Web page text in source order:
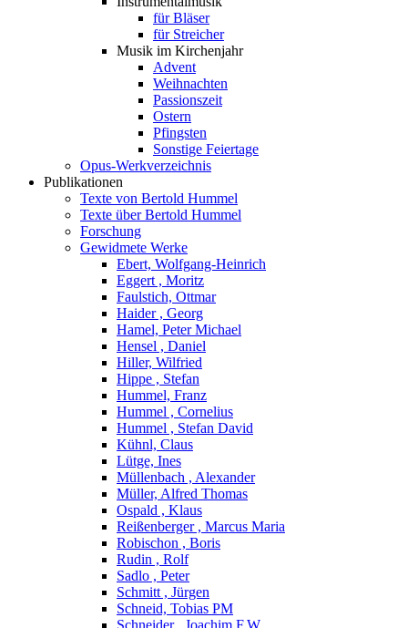
für Bläser
für Streicher
Musik im Kirchenjahr
Advent
Weihnachten
Passionszeit
Ostern
Pfingsten
Sonstige Feiertage
Opus-Werkverzeichnis
Publikationen
Texte von Bertold Hummel
Texte über Bertold Hummel
Forschung
Gewidmete Werke
Ebert, Wolfgang-Heinrich
Eggert , Moritz
Faulstich, Ottmar
Haider , Georg
Hamel, Peter Michael
Hensel , Daniel
Hiller, Wilfried
Hippe , Stefan
Hummel, Franz
Hummel , Cornelius
Hummel , Stefan David
Kühnl, Claus
Lütge, Ines
Müllenbach , Alexander
Müller, Alfred Thomas
Ospald , Klaus
Reißenberger , Marcus Maria
Robischon , Boris
Rudin , Rolf
Sadlo , Peter
Schmitt , Jürgen
Schneid, Tobias PM
Schneider , Joachim F.W.